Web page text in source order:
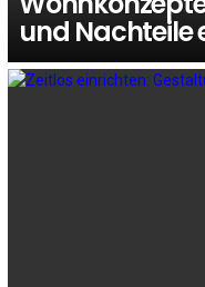
und Nachteile